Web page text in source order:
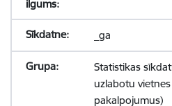
_ga
Statistikas
uzlabotu
pakalpojumus)